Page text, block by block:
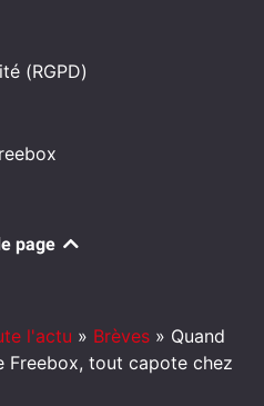
(RGPD)
page
l'actu » Brèves » Quand
Freebox, tout capote chez